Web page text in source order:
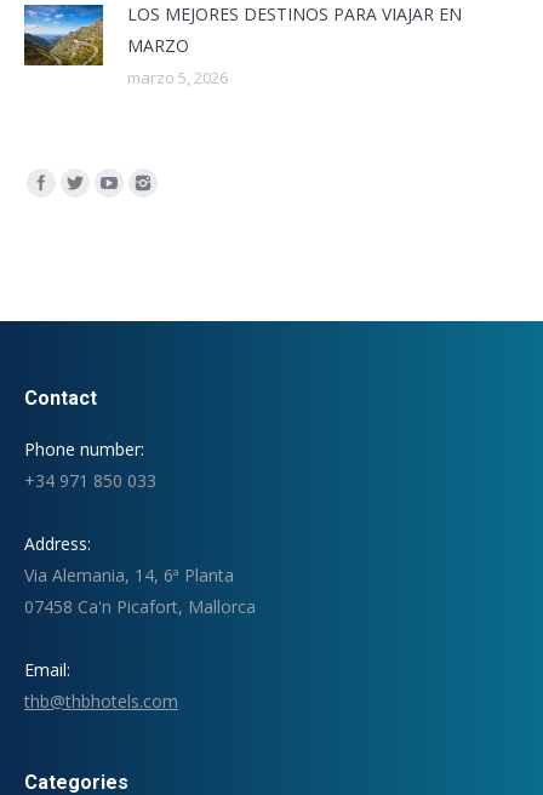
LOS MEJORES DESTINOS PARA VIAJAR EN
MARZO
marzo 5, 2026
Encuéntranos en:
Contact
Phone number:
+34 971 850 033
Address:
Via Alemania, 14, 6ª Planta
07458 Ca'n Picafort, Mallorca
Email:
thb@thbhotels.com
Categories